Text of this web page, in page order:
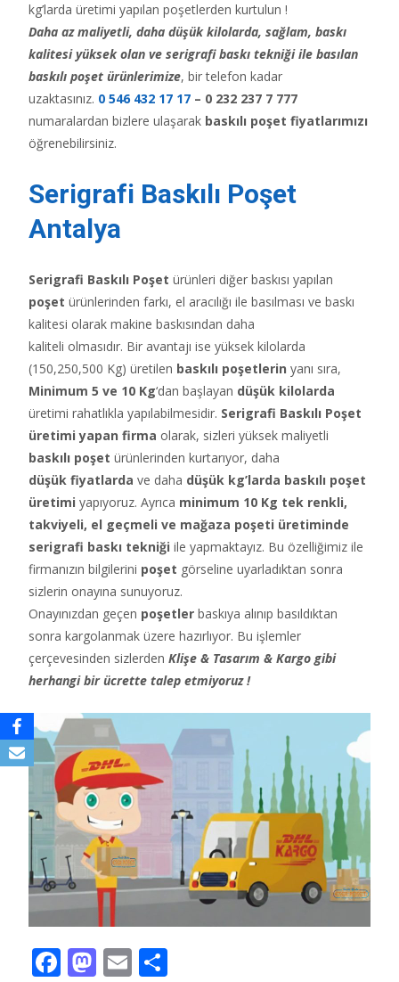
kg’larda üretimi yapılan poşetlerden kurtulun !
Daha az maliyetli, daha düşük kilolarda, sağlam, baskı
kalitesi yüksek olan ve serigrafi baskı tekniği ile basılan
baskılı poşet ürünlerimize, bir telefon kadar
uzaktasınız. 0 546 432 17 17 – 0 232 237 7 777
numaralardan bizlere ulaşarak baskılı poşet fiyatlarımızı
öğrenebilirsiniz.
Serigrafi Baskılı Poşet
Antalya
Serigrafi Baskılı Poşet ürünleri diğer baskısı yapılan
poşet ürünlerinden farkı, el aracılığı ile basılması ve baskı
kalitesi olarak makine baskısından daha
kaliteli olmasıdır. Bir avantajı ise yüksek kilolarda
(150,250,500 Kg) üretilen baskılı poşetlerin yanı sıra,
Minimum 5 ve 10 Kg‘dan başlayan düşük kilolarda
üretimi rahatlıkla yapılabilmesidir. Serigrafi Baskılı Poşet
üretimi yapan firma olarak, sizleri yüksek maliyetli
baskılı poşet ürünlerinden kurtarıyor, daha
düşük fiyatlarda ve daha düşük kg’larda baskılı poşet
üretimi yapıyoruz. Ayrıca minimum 10 Kg tek renkli,
takviyeli, el geçmeli ve mağaza poşeti üretiminde
serigrafi baskı tekniği ile yapmaktayız. Bu özelliğimiz ile
firmanızın bilgilerini poşet görseline uyarladıktan sonra
sizlerin onayına sunuyoruz.
Onayınızdan geçen poşetler baskıya alınıp basıldıktan
sonra kargolanmak üzere hazırlıyor. Bu işlemler
çerçevesinden sizlerden Klişe & Tasarım & Kargo gibi
herhangi bir ücrette talep etmiyoruz !
F M E